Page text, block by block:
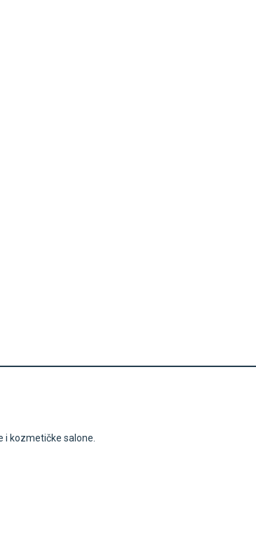
kozmetičke salone.